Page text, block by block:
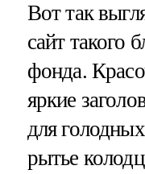
Вот так
сайт такого
фонда.
яркие
для
рытье